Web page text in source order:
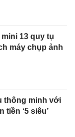
13 quy tụ
máy chụp ảnh
thông minh với
‘5 siêu’